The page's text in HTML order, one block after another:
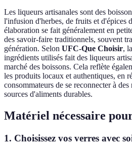
Les liqueurs artisanales sont des
l'infusion d'herbes, de fruits et d'épices
élaboration se fait généralement en
des savoir-faire traditionnels, souvent
génération. Selon UFC-Que Choisir,
ingrédients utilisés fait des liqueurs
marché des boissons. Cela reflète
les produits locaux et authentiques, en
consommateurs de se reconnecter à
sources d'aliments durables.
Matériel nécessaire
1. Choisissez vos verres avec